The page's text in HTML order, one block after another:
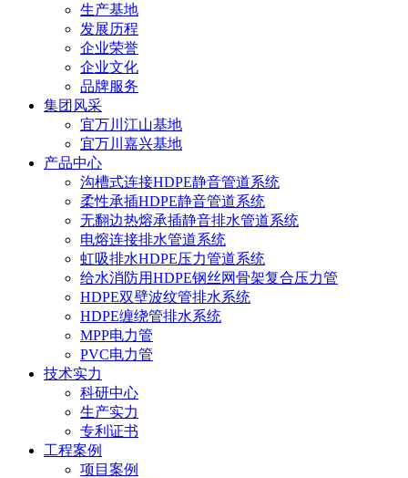
生产基地
发展历程
企业荣誉
企业文化
品牌服务
集团风采
宜万川江山基地
宜万川嘉兴基地
产品中心
沟槽式连接HDPE静音管道系统
柔性承插HDPE静音管道系统
无翻边热熔承插静音排水管道系统
电熔连接排水管道系统
虹吸排水HDPE压力管道系统
给水消防用HDPE钢丝网骨架复合压力管
HDPE双壁波纹管排水系统
HDPE缠绕管排水系统
MPP电力管
PVC电力管
技术实力
科研中心
生产实力
专利证书
工程案例
项目案例